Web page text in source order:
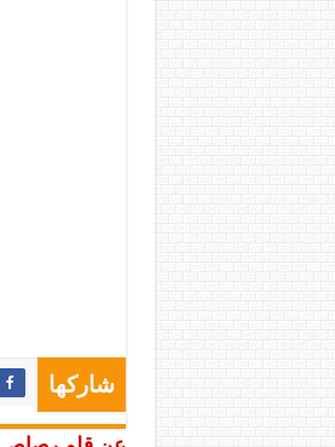
شاركها